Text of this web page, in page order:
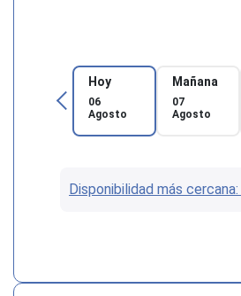
Hoy
06
Agosto
Mañana
07
Agosto
Disponibilidad más